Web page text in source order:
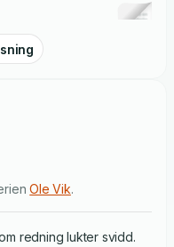
Ole Vik.
redning lukter svidd.